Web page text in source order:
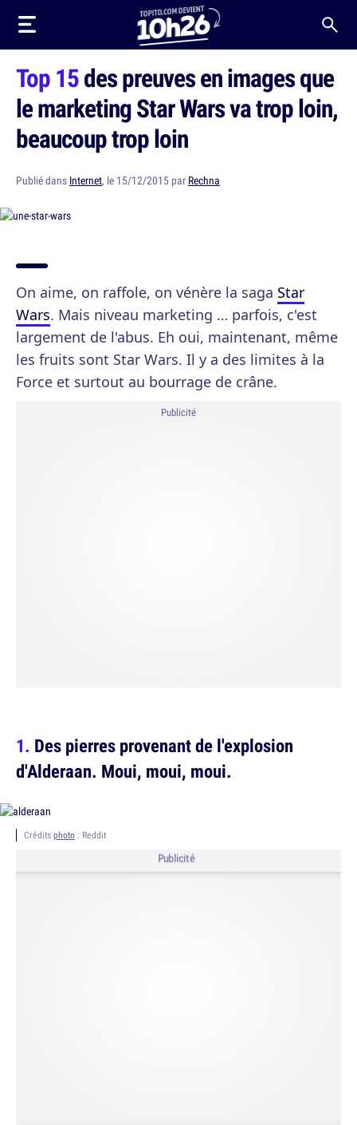
Top 15des preuves en images que
le marketing Star Wars va trop loin,
beaucoup trop loin
Publié dans Internet, le 15/12/2015 par Rechna
On aime, on raffole, on vénère la saga Star
Wars. Mais niveau marketing … parfois, c'est
largement de l'abus. Eh oui, maintenant, même
les fruits sont Star Wars. Il y a des limites à la
Force et surtout au bourrage de crâne.
Publicité
Des pierres provenant de l'explosion
d'Alderaan. Moui, moui, moui.
Crédits photo : Reddit
Publicité